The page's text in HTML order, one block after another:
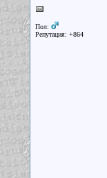
Пол:
Репутация: +864